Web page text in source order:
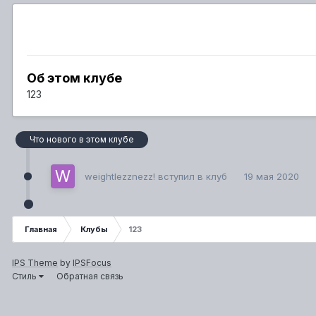
Об этом клубе
123
Что нового в этом клубе
weightlezznezz! вступил в клуб 19 мая 2020
Главная Клубы 123
IPS Theme by IPSFocus
Стиль
Обратная связь